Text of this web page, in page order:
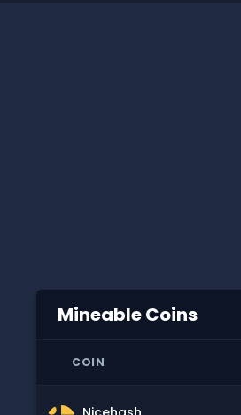
Mineable Coins
COIN